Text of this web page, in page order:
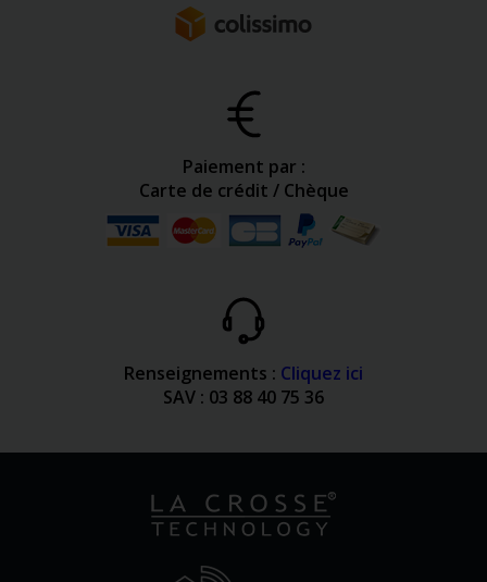
Paiement par :
Carte de crédit / Chèque
Renseignements : Cliquez ici
SAV : 03 88 40 75 36